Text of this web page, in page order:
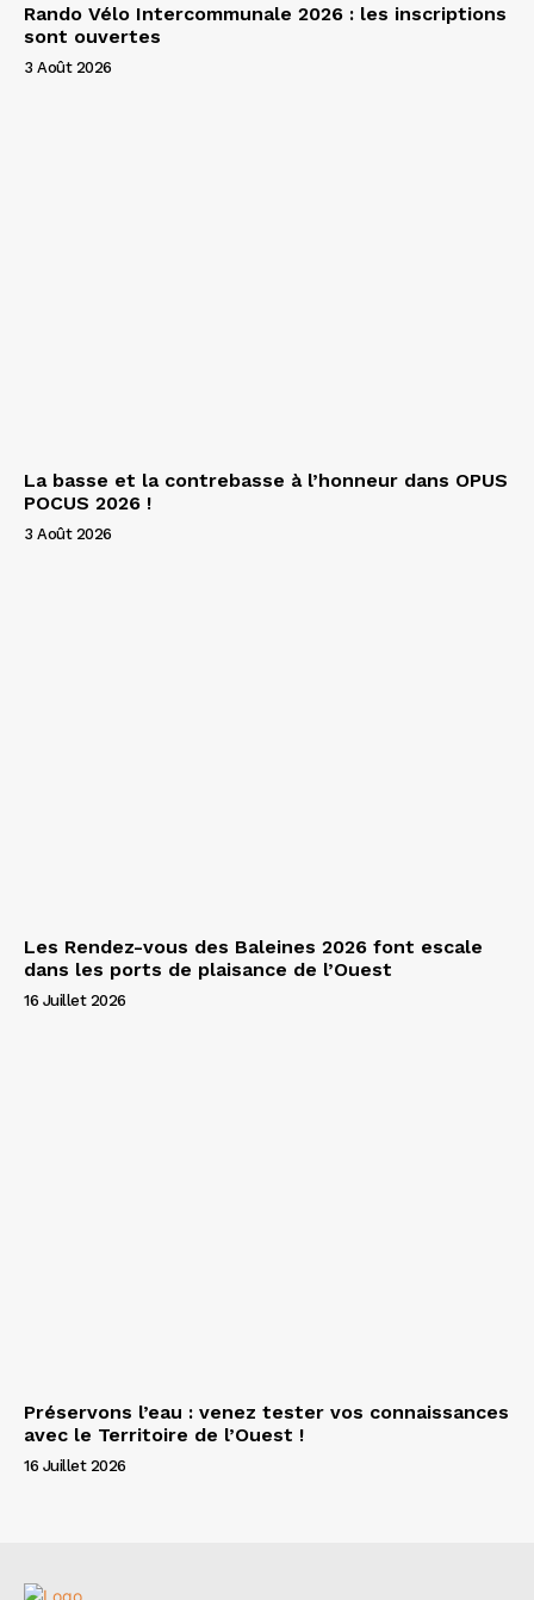
Rando Vélo Intercommunale 2026 : les inscriptions
sont ouvertes
3 Août 2026
La basse et la contrebasse à l’honneur dans OPUS
POCUS 2026 !
3 Août 2026
Les Rendez-vous des Baleines 2026 font escale
dans les ports de plaisance de l’Ouest
16 Juillet 2026
Préservons l’eau : venez tester vos connaissances
avec le Territoire de l’Ouest !
16 Juillet 2026